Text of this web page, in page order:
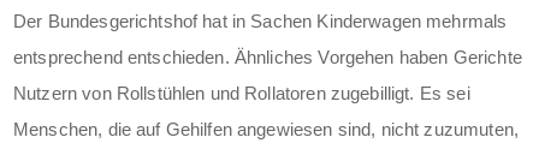
Der Bundesgerichtshof hat in Sachen Kinderwagen mehrmals
entsprechend entschieden. Ähnliches Vorgehen haben Gerichte
Nutzern von Rollstühlen und Rollatoren zugebilligt. Es sei
Menschen, die auf Gehilfen angewiesen sind, nicht zuzumuten,